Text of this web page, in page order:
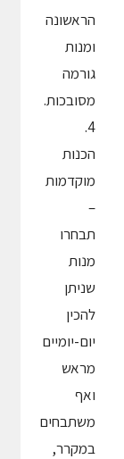
הראשונה
ומנות
גורמה
מסובכות.
4.
הכנות
מוקדמות
–
תבחרו
מנות
שניתן
להכין
יום-יומיים
מראש
ואף
משתבחים
במקרר,